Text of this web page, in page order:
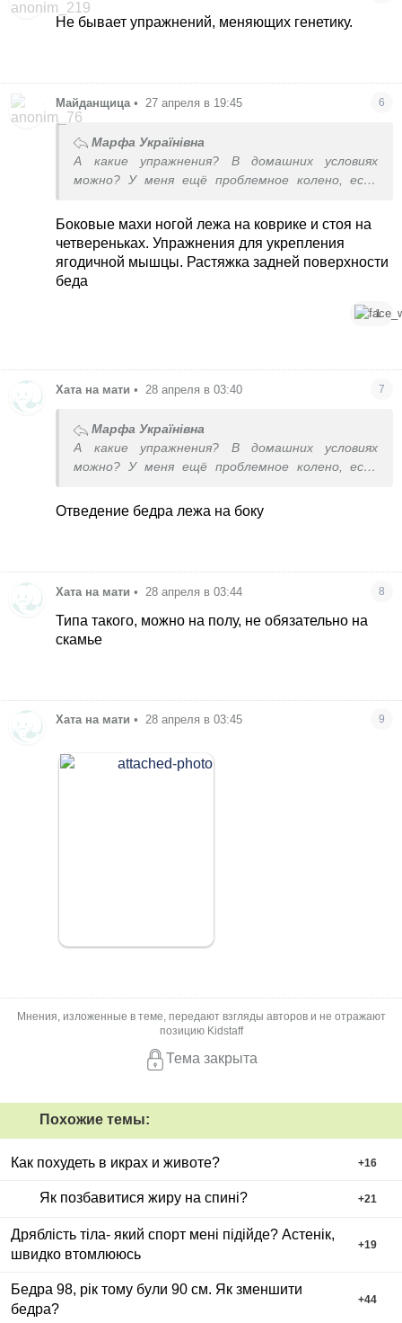
Не бывает упражнений, меняющих генетику.
Майданщица • 27 апреля в 19:45 6
Марфа Українівна
А какие упражнения? В домашних условиях
можно? У меня ещё проблемное колено, если
разболеться, была травма.
Боковые махи ногой лежа на коврике и стоя на
четвереньках. Упражнения для укрепления
ягодичной мышцы. Растяжка задней поверхности
беда
1
Хата на мати • 28 апреля в 03:40 7
Марфа Українівна
А какие упражнения? В домашних условиях
можно? У меня ещё проблемное колено, если
разболеться, была травма.
Отведение бедра лежа на боку
Хата на мати • 28 апреля в 03:44 8
Типа такого, можно на полу, не обязательно на
скамье
Хата на мати • 28 апреля в 03:45 9
Мнения, изложенные в теме, передают взгляды авторов и не отражают
позицию Kidstaff
Тема закрыта
Похожие темы:
Как похудеть в икрах и животе? +16
Як позбавитися жиру на спині? +21
Дряблість тіла- який спорт мені підійде? Астенік,
швидко втомлююсь
+19
Бедра 98, рік тому були 90 см. Як зменшити
бедра?
+44